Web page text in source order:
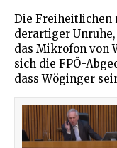
Die Freiheitlichen
derartiger
das Mikrofon von
sich die FPÖ-
dass Wöginger